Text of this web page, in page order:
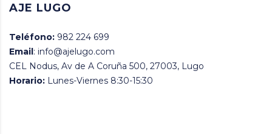
AJE LUGO
Teléfono: 982 224 699
Email: info@ajelugo.com
CEL Nodus, Av de A Coruña 500, 27003, Lugo
Horario: Lunes-Viernes 8:30-15:30